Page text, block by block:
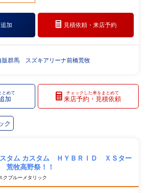
加 見積依頼・来店予約
販群馬 スズキアリーナ前橋荒牧
とめて
加
チェックした車をまとめて
来店予約・見積依頼
ク
スタム カスタム ＨＹＢＲＩＤ ＸＳター
牧高野祭！！
クブルーメタリック